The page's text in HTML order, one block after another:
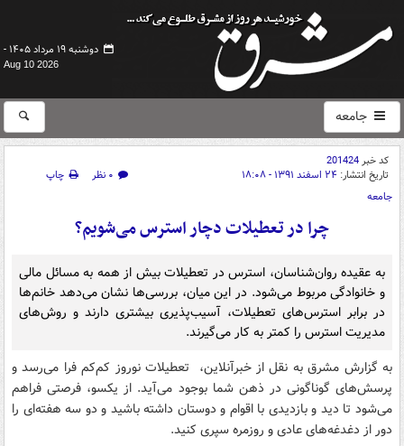
دوشنبه ۱۹ مرداد ۱۴۰۵ -
Aug 10 2026
جامعه
کد خبر201424
تاریخ انتشار: ۲۴ اسفند ۱۳۹۱ - ۱۸:۰۸ ۰ نظر
چاپ
جامعه
چرا در تعطیلات دچار استرس می‌شویم؟
به عقیده روان‌شناسان، استرس در تعطیلات بیش از همه به مسائل مالی
و خانوادگی مربوط می‌شود. در این میان، بررسی‌ها نشان می‌دهد خانم‌ها
در برابر استرس‌های تعطیلات، آسیب‌پذیری بیشتری دارند و روش‌های
مدیریت استرس را کمتر به کار می‌گیرند.
به گزارش مشرق به نقل از خبرآنلاین، تعطیلات نوروز کم‌کم فرا می‌رسد و
پرسش‌های گوناگونی در ذهن شما بوجود می‌آید. از یکسو، فرصتی فراهم
می‌شود تا دید و بازدیدی با اقوام و دوستان داشته باشید و دو سه هفته‌ای را
دور از دغدغه‌های عادی و روزمره سپری کنید.